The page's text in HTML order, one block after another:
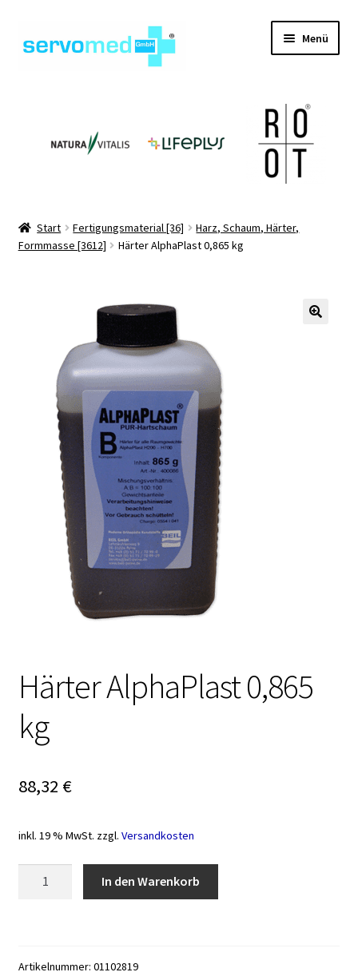
Navigation
Inhalt
Menü
öffnen
Pflegehilfsmittel
Start Fertigungsmaterial [36]
Harz, Schaum, Härter,
Formmasse [3612]
Härter AlphaPlast 0,865 kg
Härter AlphaPlast 0,865
kg
88,32 €
inkl. 19 % MwSt. zzgl. Versandkosten
In den Warenkorb
Artikelnummer: 01102819